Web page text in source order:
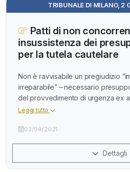
TRIBUNALE DI MILANO, 2
Patti di non
insussistenza dei
per la tutela cautelare
Non è ravvisabile un pregiudizio
irreparabile” – necessario
del provvedimento di urgenza ex
Leggi tutto
03/04/2021
Dettagli